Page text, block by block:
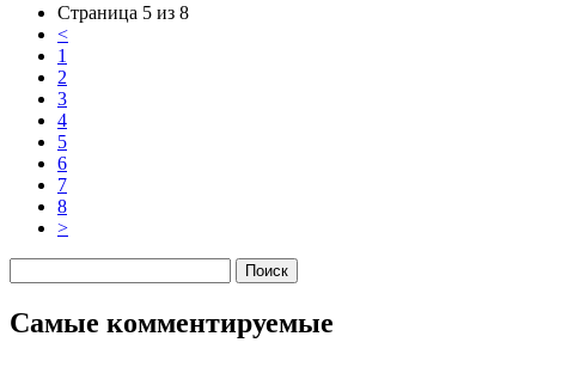
Страница 5 из 8
<
1
2
3
4
5
6
7
8
>
Самые комментируемые